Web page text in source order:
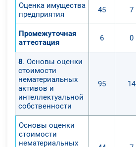
Оценка имущества
предприятия
45 7
Промежуточная
аттестация
6 0
8. Основы оценки
стоимости
нематериальных
активов и
интеллектуальной
собственности
95 14
Основы оценки
стоимости
нематериальных